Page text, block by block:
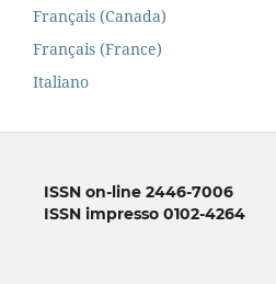
Français (Canada)
Français (France)
Italiano
ISSN on-line 2446-7006
ISSN impresso 0102-4264